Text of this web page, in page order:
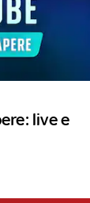
live e